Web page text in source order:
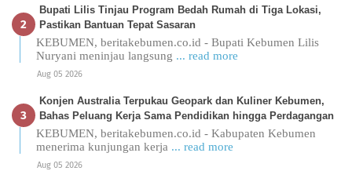
Bupati Lilis Tinjau Program Bedah Rumah di Tiga Lokasi,
Pastikan Bantuan Tepat Sasaran
KEBUMEN, beritakebumen.co.id - Bupati Kebumen Lilis
Nuryani meninjau langsung ... read more
Aug 05 2026
Konjen Australia Terpukau Geopark dan Kuliner Kebumen,
Bahas Peluang Kerja Sama Pendidikan hingga Perdagangan
KEBUMEN, beritakebumen.co.id - Kabupaten Kebumen
menerima kunjungan kerja ... read more
Aug 05 2026